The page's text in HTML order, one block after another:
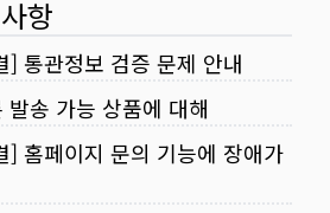
항
] 통관정보 검증 문제 안내
발송 가능 상품에 대해
] 홈페이지 문의 기능에 장애가